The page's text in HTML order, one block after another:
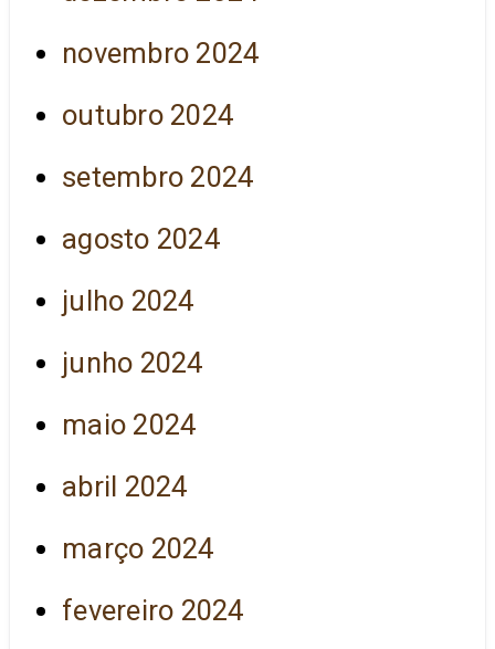
novembro 2024
outubro 2024
setembro 2024
agosto 2024
julho 2024
junho 2024
maio 2024
abril 2024
março 2024
fevereiro 2024